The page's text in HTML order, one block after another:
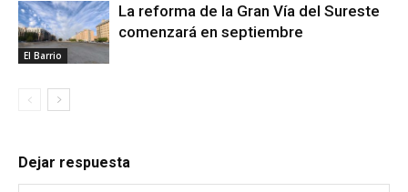
El Barrio
La reforma de la Gran Vía del Sureste
comenzará en septiembre
Dejar respuesta